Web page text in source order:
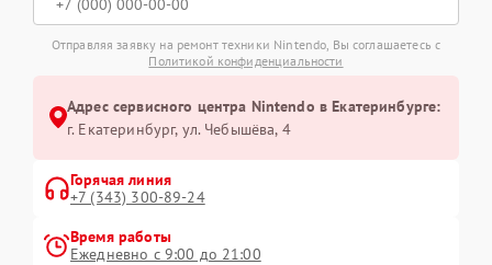
Отправляя заявку на ремонт техники Nintendo, Вы соглашаетесь с
Политикой конфиденциальности
Адрес сервисного центра Nintendo в Екатеринбурге:
г. Екатеринбург, ул. Чебышёва, 4
Горячая линия
+7 (343) 300-89-24
Время работы
Ежедневно с 9:00 до 21:00